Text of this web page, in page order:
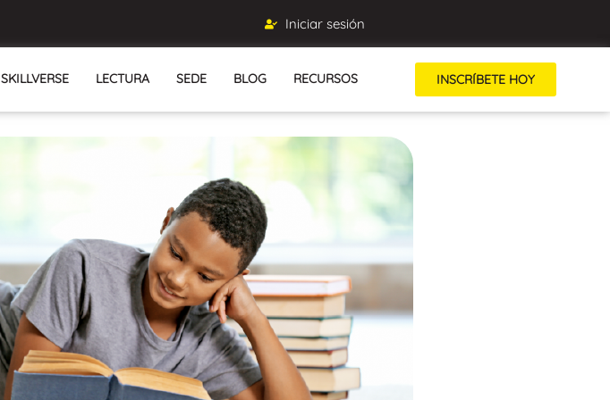
Iniciar sesión
SKILLVERSE LECTURA SEDE BLOG RECURSOS INSCRÍBETE HOY